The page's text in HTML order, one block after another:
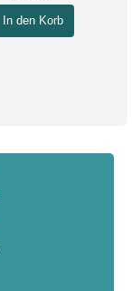
In den Korb